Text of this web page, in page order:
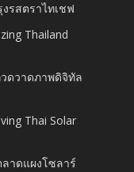
รสตราไทเชฟ
Thailand
ดวาดภาพดิจิทัล
Thai Solar
ลาดแผงโซลาร์